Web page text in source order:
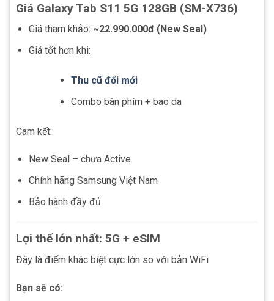
Giá Galaxy Tab S11 5G 128GB (SM-X736)
Giá tham khảo: ~22.990.000đ (New Seal)
Giá tốt hơn khi:
Thu cũ đổi mới
Combo bàn phím + bao da
Cam kết:
New Seal – chưa Active
Chính hãng Samsung Việt Nam
Bảo hành đầy đủ
Lợi thế lớn nhất: 5G + eSIM
Đây là điểm khác biệt cực lớn so với bản WiFi
Bạn sẽ có: